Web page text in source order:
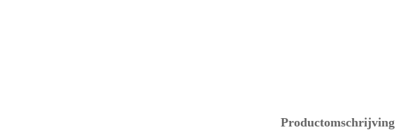
Productomschrijving